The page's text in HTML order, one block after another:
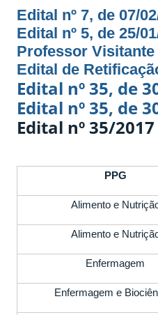
Edital nº 7, de 07/
Edital nº 5, de 25/
Professor Visitante
Edital de
Edital nº 35, de
Edital nº 35, de
Edital nº 35/
PPG
Alimento e
Alimento e
Enfermagem
Enfermagem e